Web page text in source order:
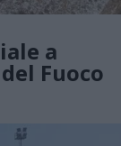
a
Fuoco